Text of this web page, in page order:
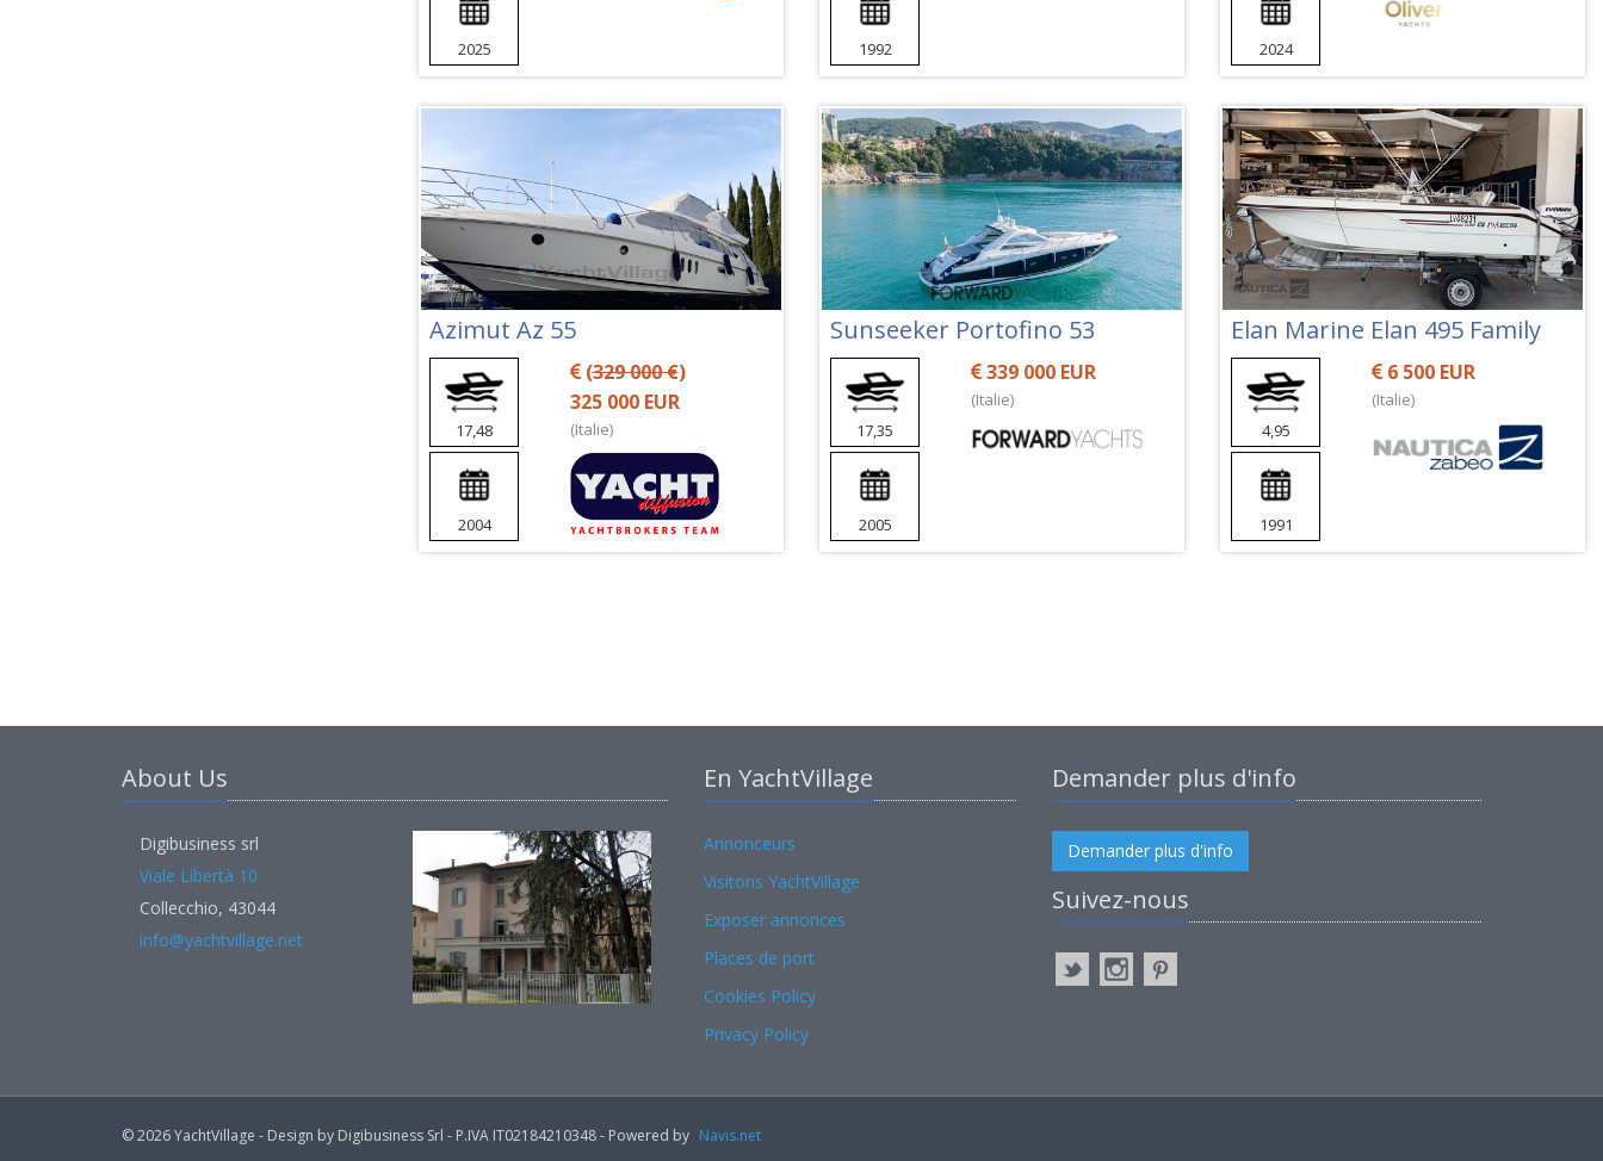
2025 1992 2024
Azimut Az 55
17,48
2004
(329 000 €)
325 000 EUR
(Italie)
Sunseeker Portofino 53
17,35
2005
339 000 EUR
(Italie)
Elan Marine Elan 495 Family
4,95
1991
6 500 EUR
(Italie)
About Us
Digibusiness srl
Viale Libertà 10
Collecchio, 43044
info@yachtvillage.net
En YachtVillage
Annonceurs
Visitons YachtVillage
Exposer annonces
Places de port
Cookies Policy
Privacy Policy
Demander plus d'info
Demander plus d'info
Suivez-nous
© 2026 YachtVillage - Design by Digibusiness Srl - P.IVA IT02184210348 - Powered by Navis.net